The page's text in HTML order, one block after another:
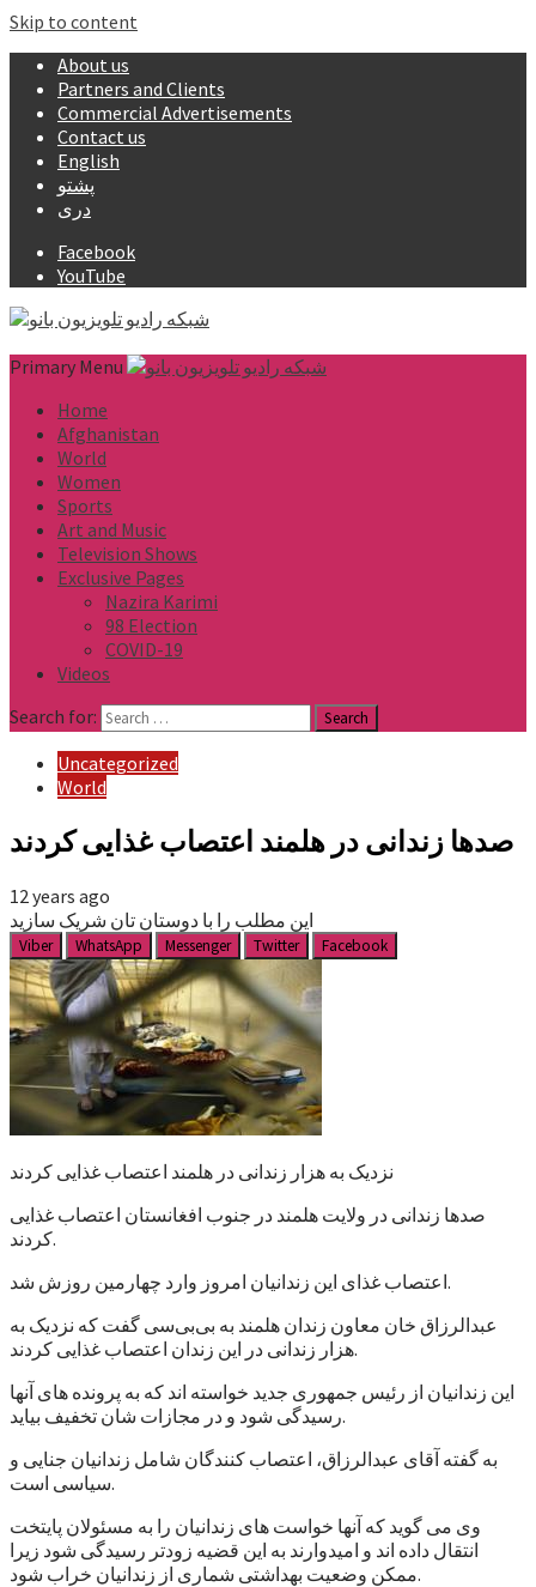
Skip to content
About us
Partners and Clients
Commercial Advertisements
Contact us
English
پشتو
دری
Facebook
YouTube
Primary Menu
Home
Afghanistan
World
Women
Sports
Art and Music
Television Shows
Exclusive Pages
Nazira Karimi
98 Election
COVID-19
Videos
Search for:
Uncategorized
World
صدها زندانی در هلمند اعتصاب غذایی کردند
12 years ago
این مطلب را با دوستان تان شریک سازید
Viber WhatsApp Messenger Twitter Facebook
نزدیک به هزار زندانی در هلمند اعتصاب غذایی کردند
صدها زندانی در ولایت هلمند در جنوب افغانستان اعتصاب غذایی
کردند.
اعتصاب غذای این زندانیان امروز وارد چهارمین روزش شد.
عبدالرزاق خان معاون زندان هلمند به بی‌بی‌سی گفت که نزدیک به
هزار زندانی در این زندان اعتصاب غذایی کردند.
این زندانیان از رئیس جمهوری جدید خواسته اند که به پرونده های آنها
رسیدگی شود و در مجازات شان تخفیف بیاید.
به گفته آقای عبدالرزاق، اعتصاب کنندگان شامل زندانیان جنایی و
سیاسی است.
وی می گوید که آنها خواست های زندانیان را به مسئولان پایتخت
انتقال داده اند و امیدوارند به این قضیه زودتر رسیدگی شود زیرا
ممکن وضعیت بهداشتی شماری از زندانیان خراب شود.